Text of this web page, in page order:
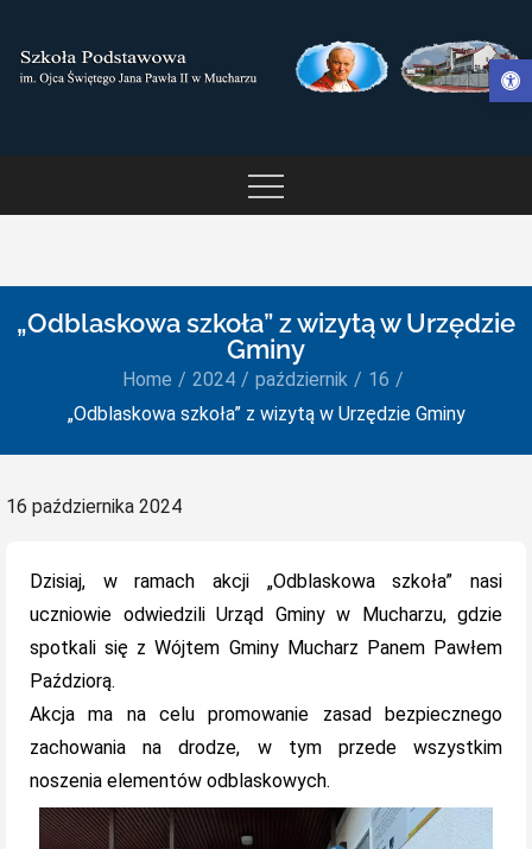
Otwórz pasek narzędzi
content
OJCA ŚWIĘTEGO JANA
„Odblaskowa szkoła” z wizytą w Urzędzie
Gminy
Home 2024 październik
16
„Odblaskowa szkoła” z wizytą w Urzędzie Gminy
Posted
16 października 2024
Dzisiaj, w ramach akcji „Odblaskowa szkoła” nasi
uczniowie odwiedzili Urząd Gminy w Mucharzu, gdzie
spotkali się z Wójtem Gminy Mucharz Panem Pawłem
Paździorą.
Akcja ma na celu promowanie zasad bezpiecznego
zachowania na drodze, w tym przede wszystkim
noszenia elementów odblaskowych.